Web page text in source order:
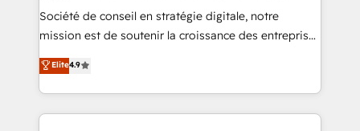
d’entreprise. Grâce à une méthodologie éprouvée
auprès de plus de 400 clients, nous comprenons
HubSpot dans votre organisation. Pour toute
question technique ou besoin de structuration de
Société de conseil en stratégie digitale, notre
mission est de soutenir la croissance des entreprises
B2B à travers l’acquisition de nouveaux clients,
l'intégration CRM et le développement des revenus
auprès de vos comptes existants. En France et à
l'international, nous travaillons avec des ETI
Elite4.9